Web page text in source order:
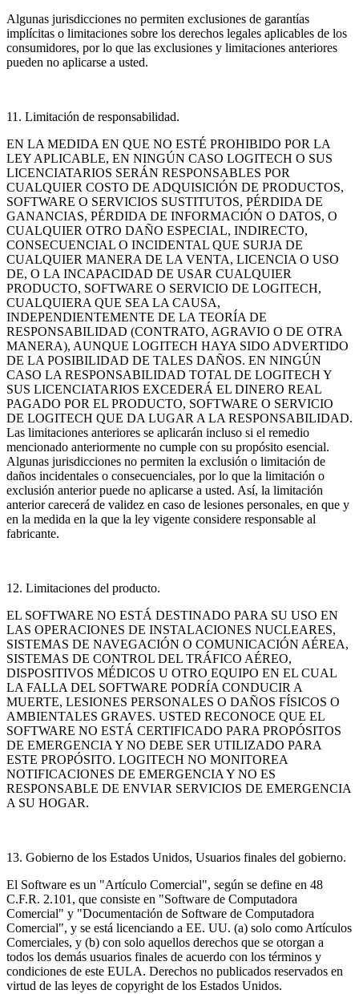
Algunas jurisdicciones no permiten exclusiones de garantías
implícitas o limitaciones sobre los derechos legales aplicables de los
consumidores, por lo que las exclusiones y limitaciones anteriores
pueden no aplicarse a usted.
11. Limitación de responsabilidad.
EN LA MEDIDA EN QUE NO ESTÉ PROHIBIDO POR LA
LEY APLICABLE, EN NINGÚN CASO LOGITECH O SUS
LICENCIATARIOS SERÁN RESPONSABLES POR
CUALQUIER COSTO DE ADQUISICIÓN DE PRODUCTOS,
SOFTWARE O SERVICIOS SUSTITUTOS, PÉRDIDA DE
GANANCIAS, PÉRDIDA DE INFORMACIÓN O DATOS, O
CUALQUIER OTRO DAÑO ESPECIAL, INDIRECTO,
CONSECUENCIAL O INCIDENTAL QUE SURJA DE
CUALQUIER MANERA DE LA VENTA, LICENCIA O USO
DE, O LA INCAPACIDAD DE USAR CUALQUIER
PRODUCTO, SOFTWARE O SERVICIO DE LOGITECH,
CUALQUIERA QUE SEA LA CAUSA,
INDEPENDIENTEMENTE DE LA TEORÍA DE
RESPONSABILIDAD (CONTRATO, AGRAVIO O DE OTRA
MANERA), AUNQUE LOGITECH HAYA SIDO ADVERTIDO
DE LA POSIBILIDAD DE TALES DAÑOS. EN NINGÚN
CASO LA RESPONSABILIDAD TOTAL DE LOGITECH Y
SUS LICENCIATARIOS EXCEDERÁ EL DINERO REAL
PAGADO POR EL PRODUCTO, SOFTWARE O SERVICIO
DE LOGITECH QUE DA LUGAR A LA RESPONSABILIDAD.
Las limitaciones anteriores se aplicarán incluso si el remedio
mencionado anteriormente no cumple con su propósito esencial.
Algunas jurisdicciones no permiten la exclusión o limitación de
daños incidentales o consecuenciales, por lo que la limitación o
exclusión anterior puede no aplicarse a usted. Así, la limitación
anterior carecerá de validez en caso de lesiones personales, en que y
en la medida en la que la ley vigente considere responsable al
fabricante.
12. Limitaciones del producto.
EL SOFTWARE NO ESTÁ DESTINADO PARA SU USO EN
LAS OPERACIONES DE INSTALACIONES NUCLEARES,
SISTEMAS DE NAVEGACIÓN O COMUNICACIÓN AÉREA,
SISTEMAS DE CONTROL DEL TRÁFICO AÉREO,
DISPOSITIVOS MÉDICOS U OTRO EQUIPO EN EL CUAL
LA FALLA DEL SOFTWARE PODRÍA CONDUCIR A
MUERTE, LESIONES PERSONALES O DAÑOS FÍSICOS O
AMBIENTALES GRAVES. USTED RECONOCE QUE EL
SOFTWARE NO ESTÁ CERTIFICADO PARA PROPÓSITOS
DE EMERGENCIA Y NO DEBE SER UTILIZADO PARA
ESTE PROPÓSITO. LOGITECH NO MONITOREA
NOTIFICACIONES DE EMERGENCIA Y NO ES
RESPONSABLE DE ENVIAR SERVICIOS DE EMERGENCIA
A SU HOGAR.
13. Gobierno de los Estados Unidos, Usuarios finales del gobierno.
El Software es un "Artículo Comercial", según se define en 48
C.F.R. 2.101, que consiste en "Software de Computadora
Comercial" y "Documentación de Software de Computadora
Comercial", y se está licenciando a EE. UU. (a) solo como Artículos
Comerciales, y (b) con solo aquellos derechos que se otorgan a
todos los demás usuarios finales de acuerdo con los términos y
condiciones de este EULA. Derechos no publicados reservados en
virtud de las leyes de copyright de los Estados Unidos.